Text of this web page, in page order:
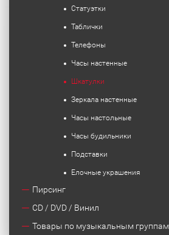
Статуэтки
Таблички
Телефоны
Часы настенные
Шкатулки
Зеркала настенные
Часы настольные
Часы будильники
Подставки
Елочные украшения
Пирсинг
CD / DVD / Винил
Товары по музыкальным группам